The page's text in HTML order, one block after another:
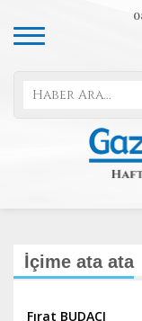
İçime ata ata
Fırat BUDACI